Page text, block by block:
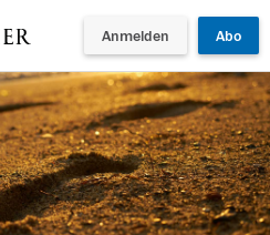
Anmelden Abo